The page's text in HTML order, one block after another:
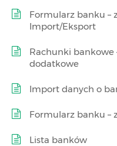
Formularz banku –
Import/Eksport
Rachunki bankowe
dodatkowe
Import danych o
Formularz banku –
Lista banków